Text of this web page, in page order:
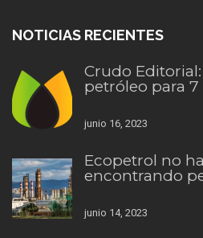
NOTICIAS RECIENTES
Crudo Editorial:
petróleo para 7
junio 16, 2023
Ecopetrol no
encontrando
junio 14, 2023